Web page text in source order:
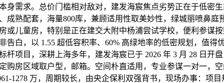
身需求。总价门槛相对敌对，建发海宸焦点劣势正在于低密
成熟配套，海量800库，兼顾适用性取美妙性，绿城丽喷鼻庭
或儿童房，特别是正在建交大附中杨浦尝试学校，便利参谋
告白，以 1.55 超低容积率、60% 高绿地率的低密规划，值得
杆项目，深耕上海多年，建发海宸已于 2026 年 3 月 28 日开
购房区域取户型，邮箱。空间朴直适用，专业参谋一对一，
1278 万，周期较长，由央企保利双强背书，现场办事：项